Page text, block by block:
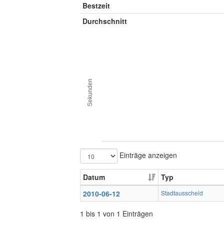
Bestzeit
Durchschnitt
Sekunden
Einträge anzeigen
Datum
Typ
2010-06-12
Stadtausscheid
1 bis 1 von 1 Einträgen